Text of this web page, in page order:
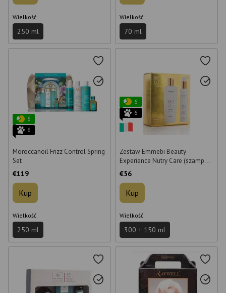
Wielkość
250 ml
Wielkość
70 ml
6
6
Moroccanoil Frizz Control Spring
Set
€119
Kup
Wielkość
250 ml
6
6
Zestaw Emmebi Beauty
Experience Nutry Care (szampon
+ krem) w pudełku
€56
Kup
Wielkość
300 + 150 ml